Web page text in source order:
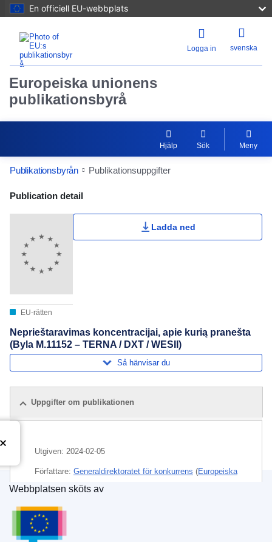
En officiell EU-webbplats
Logga in svenska
Europeiska unionens
publikationsbyrå
Hjälp Sök Meny
Publikationsbyrån Publikationsuppgifter
Publication Detail Actions Portlet
Publication detail
EU-rätten
Ladda ned
Neprieštaravimas koncentracijai, apie kurią pranešta
(Byla M.11152 – TERNA / DXT / WESII)
Så hänvisar du
Uppgifter om publikationen
Utgiven: 2024-02-05
Författare: Generaldirektoratet för konkurrens (Europeiska
kommissionen) ,Europeiska kommissionen
Ämne:artificiell intelligens
elförsörjning
Europeiska unionens publikationsbyrå
Webbplatsen sköts av